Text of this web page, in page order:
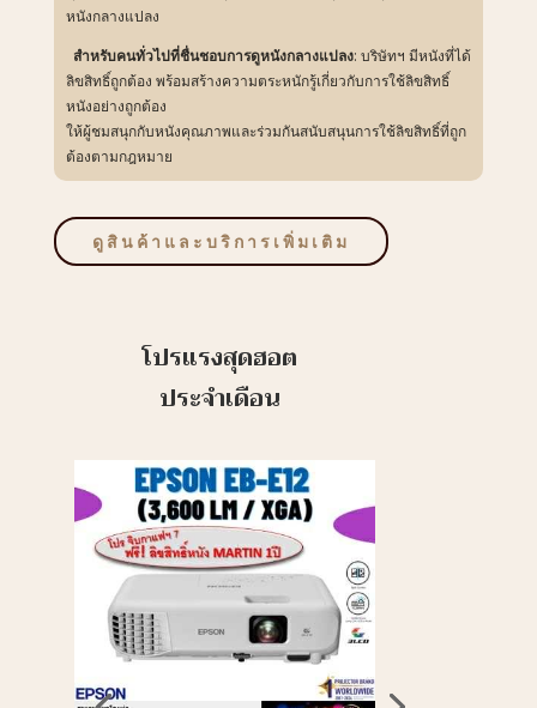
หนังกลางแปลง
สำหรับคนทั่วไปที่ชื่นชอบการดูหนังกลางแปลง: บริษัทฯ มีหนังที่ได้
ลิขสิทธิ์ถูกต้อง พร้อมสร้างความตระหนักรู้เกี่ยวกับการใช้ลิขสิทธิ์
หนังอย่างถูกต้อง
ให้ผู้ชมสนุกกับหนังคุณภาพและร่วมกันสนับสนุนการใช้ลิขสิทธิ์ที่ถูก
ต้องตามกฎหมาย
ดูสินค้าและบริการเพิ่มเติม
โปรแรงสุดฮอต
ประจำเดือน